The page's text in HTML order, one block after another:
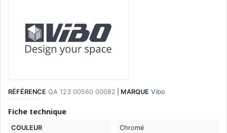
RÉFÉRENCE QA 123 00560 00082 MARQUE Vibo
Fiche technique
COULEUR Chromé